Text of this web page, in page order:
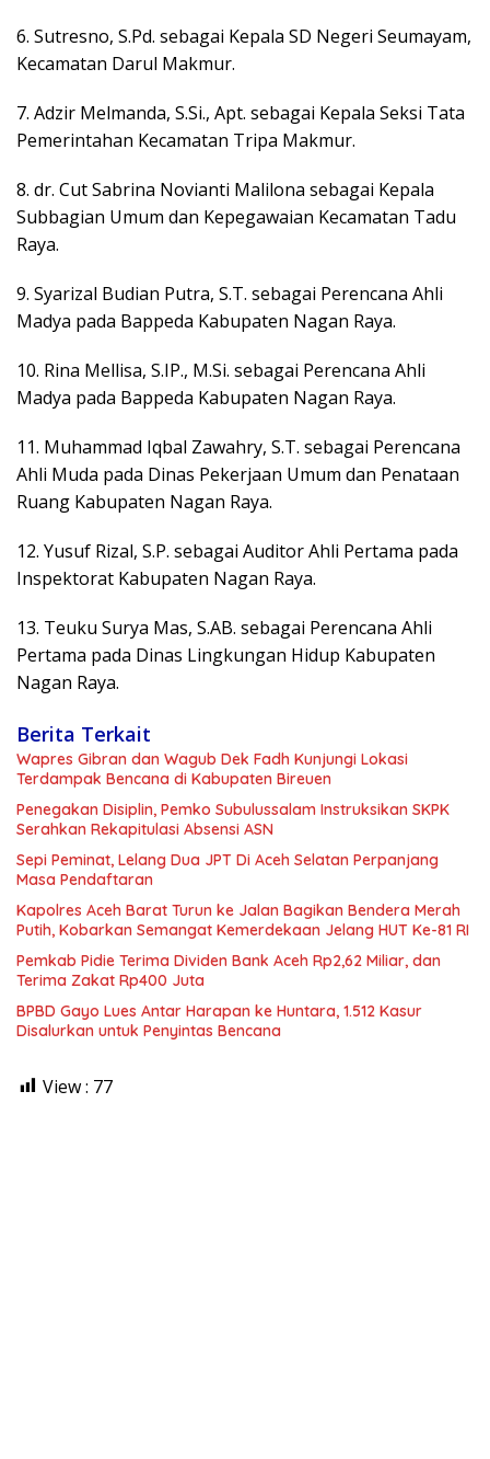
6. Sutresno, S.Pd. sebagai Kepala SD Negeri Seumayam,
Kecamatan Darul Makmur.
7. Adzir Melmanda, S.Si., Apt. sebagai Kepala Seksi Tata
Pemerintahan Kecamatan Tripa Makmur.
8. dr. Cut Sabrina Novianti Malilona sebagai Kepala
Subbagian Umum dan Kepegawaian Kecamatan Tadu
Raya.
9. Syarizal Budian Putra, S.T. sebagai Perencana Ahli
Madya pada Bappeda Kabupaten Nagan Raya.
10. Rina Mellisa, S.IP., M.Si. sebagai Perencana Ahli
Madya pada Bappeda Kabupaten Nagan Raya.
11. Muhammad Iqbal Zawahry, S.T. sebagai Perencana
Ahli Muda pada Dinas Pekerjaan Umum dan Penataan
Ruang Kabupaten Nagan Raya.
12. Yusuf Rizal, S.P. sebagai Auditor Ahli Pertama pada
Inspektorat Kabupaten Nagan Raya.
13. Teuku Surya Mas, S.AB. sebagai Perencana Ahli
Pertama pada Dinas Lingkungan Hidup Kabupaten
Nagan Raya.
Berita Terkait
Wapres Gibran dan Wagub Dek Fadh Kunjungi Lokasi
Terdampak Bencana di Kabupaten Bireuen
Penegakan Disiplin, Pemko Subulussalam Instruksikan SKPK
Serahkan Rekapitulasi Absensi ASN
Sepi Peminat, Lelang Dua JPT Di Aceh Selatan Perpanjang
Masa Pendaftaran
Kapolres Aceh Barat Turun ke Jalan Bagikan Bendera Merah
Putih, Kobarkan Semangat Kemerdekaan Jelang HUT Ke-81 RI
Pemkab Pidie Terima Dividen Bank Aceh Rp2,62 Miliar, dan
Terima Zakat Rp400 Juta
BPBD Gayo Lues Antar Harapan ke Huntara, 1.512 Kasur
Disalurkan untuk Penyintas Bencana
View : 77